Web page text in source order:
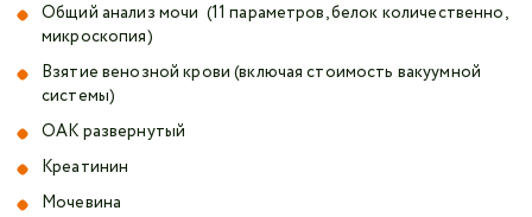
Общий анализ мочи (11 параметров, белок количественно,
микроскопия)
Взятие венозной крови (включая стоимость вакуумной
системы)
ОАК развернутый
Креатинин
Мочевина